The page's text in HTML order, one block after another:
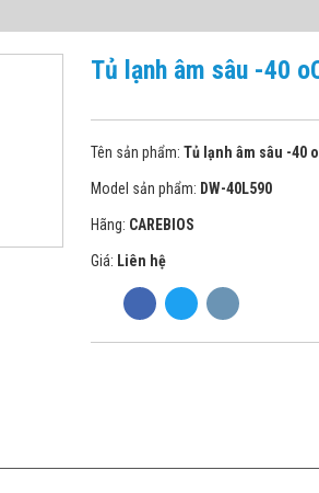
Tủ lạnh âm sâu -40
Tên sản phẩm: Tủ lạnh âm sâu -40
Model sản phẩm: DW-40L590
Hãng: CAREBIOS
Giá: Liên hệ